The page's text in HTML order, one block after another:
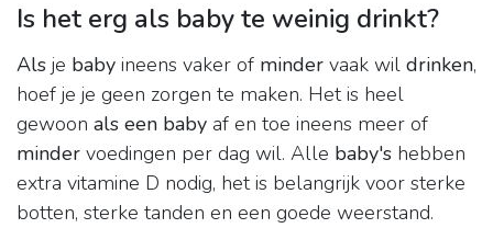
Is het erg als baby te weinig drinkt?
Als je baby ineens vaker of minder vaak wil drinken,
hoef je je geen zorgen te maken. Het is heel
gewoon als een baby af en toe ineens meer of
minder voedingen per dag wil. Alle baby's hebben
extra vitamine D nodig, het is belangrijk voor sterke
botten, sterke tanden en een goede weerstand.